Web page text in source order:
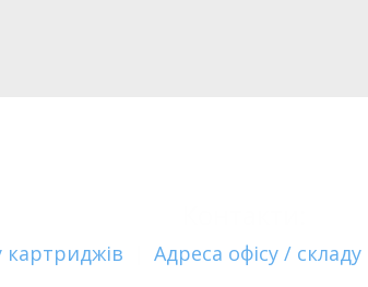
Адреса офісу / складу